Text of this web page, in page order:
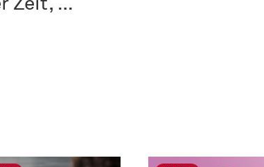
Zeit, …